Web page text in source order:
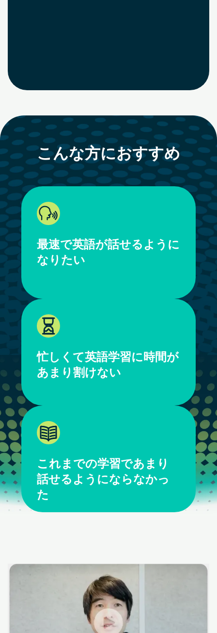
こんな方におすすめ
最速で英語が話せるように
なりたい
忙しくて英語学習に時間が
あまり割けない
これまでの学習であまり
話せるようにならなかっ
た